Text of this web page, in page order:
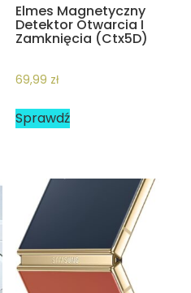
Elmes Magnetyczny
Detektor Otwarcia I
Zamknięcia (Ctx5D)
69,99 zł
Sprawdź